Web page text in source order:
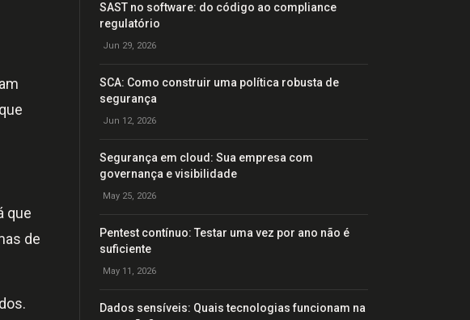
que
de
SAST no software: do código ao compliance
regulatório
Jun 29, 2026
SCA: Como construir uma política robusta de
segurança
Jun 12, 2026
Segurança em cloud: Sua empresa com
governança e visibilidade
May 25, 2026
Pentest contínuo: Testar uma vez por ano não é
suficiente
May 11, 2026
Dados sensíveis: Quais tecnologias funcionam na